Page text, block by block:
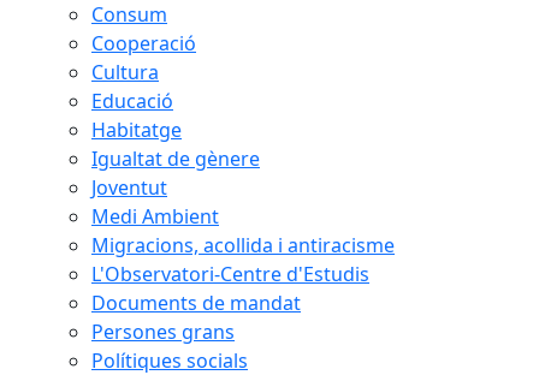
Consum
Cooperació
Cultura
Educació
Habitatge
Igualtat de gènere
Joventut
Medi Ambient
Migracions, acollida i antiracisme
L'Observatori-Centre d'Estudis
Documents de mandat
Persones grans
Polítiques socials